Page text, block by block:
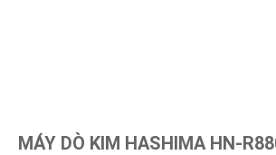
MÁY DÒ KIM HASHIMA HN-